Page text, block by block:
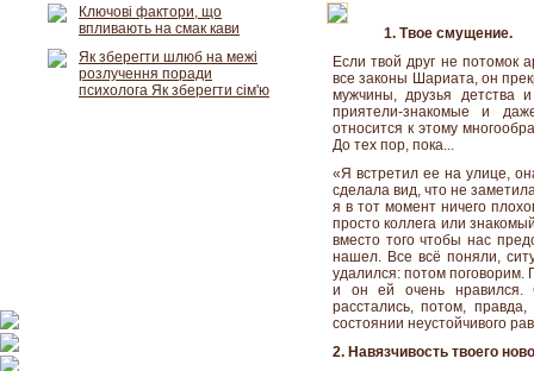
1. Твое смущение.
Если твой друг не потомок
все законы Шариата, он
мужчины, друзья детства и
приятели-знакомые и
относится к этому
До тех пор, пока...
«Я встретил ее на улице,
сделала вид, что не
я в тот момент ничего
просто коллега или
вместо того чтобы нас
нашел. Все всё поняли,
удалился: потом поговорим.
и он ей очень
расстались, потом,
состоянии неустойчивого
2. Навязчивость твоего
Ключові фактори, що
впливають на смак кави
Як зберегти шлюб на межі
розлучення поради
психолога Як зберегти сім'ю